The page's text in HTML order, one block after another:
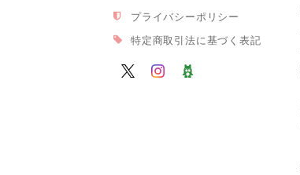
プライバシーポリシー
特定商取引法に基づく表記